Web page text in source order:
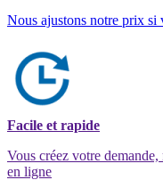
Nous ajustons notre prix si
Facile et rapide
Vous créez votre
en ligne